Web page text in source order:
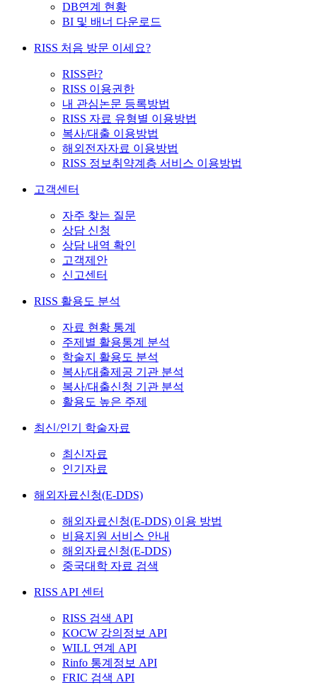
DB연계 현황
BI 및 배너 다운로드
RISS 처음 방문 이세요?
RISS란?
RISS 이용권한
내 관심논문 등록방법
RISS 자료 유형별 이용방법
복사/대출 이용방법
해외전자자료 이용방법
RISS 정보취약계층 서비스 이용방법
고객센터
자주 찾는 질문
상담 신청
상담 내역 확인
고객제안
신고센터
RISS 활용도 분석
자료 현황 통계
주제별 활용통계 분석
학술지 활용도 분석
복사/대출제공 기관 분석
복사/대출신청 기관 분석
활용도 높은 주제
최신/인기 학술자료
최신자료
인기자료
해외자료신청(E-DDS)
해외자료신청(E-DDS) 이용 방법
비용지원 서비스 안내
해외자료신청(E-DDS)
중국대학 자료 검색
RISS API 센터
RISS 검색 API
KOCW 강의정보 API
WILL 연계 API
Rinfo 통계정보 API
FRIC 검색 API